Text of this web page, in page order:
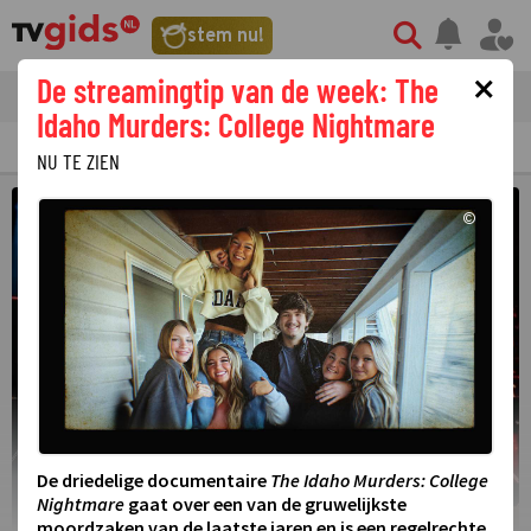
stem nu!
tvgids streaming nieuws
PRIMETIME GEMIST
×
De streamingtip van de week: The
Idaho Murders: College Nightmare
NU TE ZIEN
©
De driedelige documentaire The Idaho Murders: College
Nightmare gaat over een van de gruwelijkste